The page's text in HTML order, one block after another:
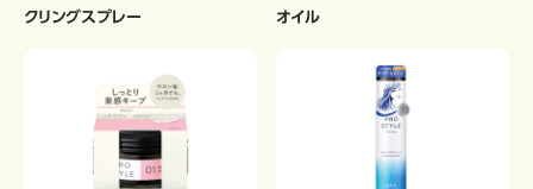
クリングスプレー
オイル